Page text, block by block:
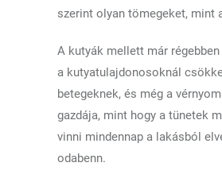
szerint olyan tömegeket, mint
A kutyák mellett már
a kutyatulajdonosoknál
betegeknek, és még a
gazdája, mint hogy a tünetek
vinni mindennap a lakásból
odabenn.